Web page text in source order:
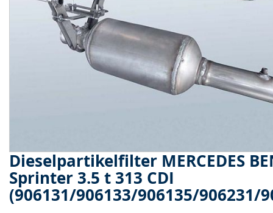
Dieselpartikelfilter MERCEDES
Sprinter 3.5 t 313 CDI
(906131/906133/906135/906231/
Gå
til
starten
af
billedgalleriet